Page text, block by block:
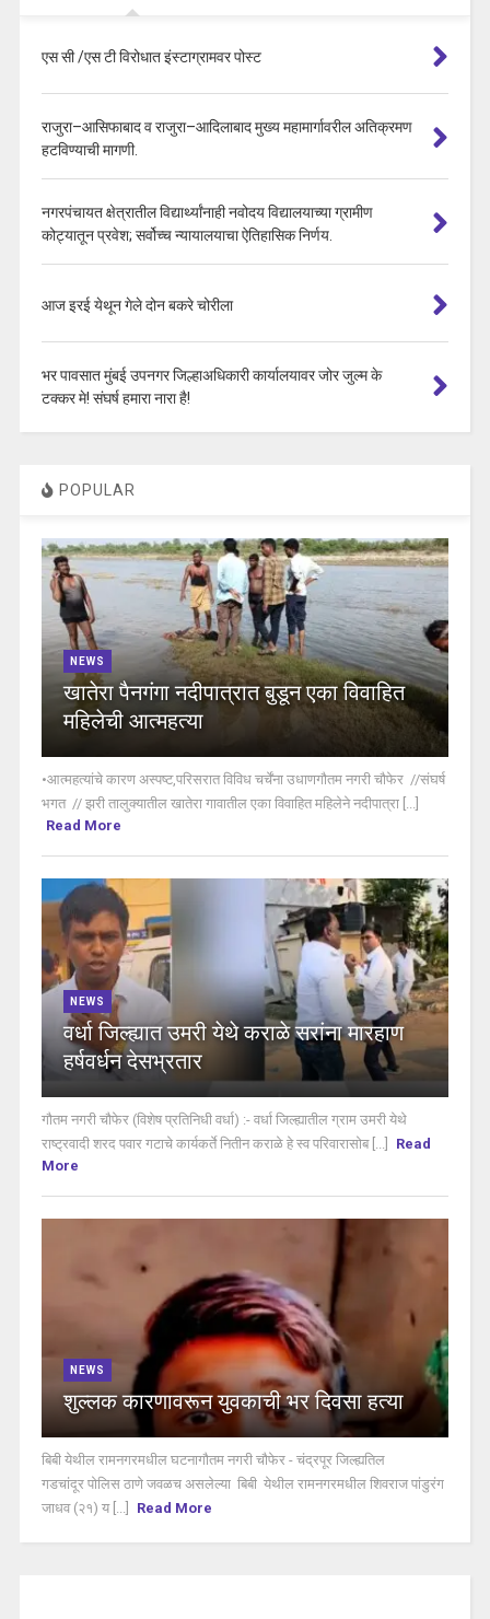
एस सी /एस टी विरोधात इंस्टाग्रामवर पोस्ट
राजुरा–आसिफाबाद व राजुरा–आदिलाबाद मुख्य महामार्गावरील अतिक्रमण
हटविण्याची मागणी.
नगरपंचायत क्षेत्रातील विद्यार्थ्यांनाही नवोदय विद्यालयाच्या ग्रामीण
कोट्यातून प्रवेश; सर्वोच्च न्यायालयाचा ऐतिहासिक निर्णय.
आज इरई येथून गेले दोन बकरे चोरीला
भर पावसात मुंबई उपनगर जिल्हाअधिकारी कार्यालयावर जोर जुल्म के
टक्कर मे! संघर्ष हमारा नारा है!
POPULAR
NEWS
खातेरा पैनगंगा नदीपात्रात बुडून एका विवाहित
महिलेची आत्महत्या
•आत्महत्यांचे कारण अस्पष्ट,परिसरात विविध चर्चेंना उधाणगौतम नगरी चौफेर //संघर्ष
भगत // झरी तालुक्यातील खातेरा गावातील एका विवाहित महिलेने नदीपात्रा [...]
Read More
NEWS
वर्धा जिल्ह्यात उमरी येथे कराळे सरांना मारहाण
हर्षवर्धन देसभ्रतार
गौतम नगरी चौफेर (विशेष प्रतिनिधी वर्धा) :- वर्धा जिल्ह्यातील ग्राम उमरी येथे
राष्ट्रवादी शरद पवार गटाचे कार्यकर्ते नितीन कराळे हे स्व परिवारासोब [...]
Read
More
NEWS
शुल्लक कारणावरून युवकाची भर दिवसा हत्या
बिबी येथील रामनगरमधील घटनागौतम नगरी चौफेर - चंद्रपूर जिल्ह्यतिल
गडचांदूर पोलिस ठाणे जवळच असलेल्या बिबी येथील रामनगरमधील शिवराज पांडुरंग
जाधव (२१) य [...]
Read More